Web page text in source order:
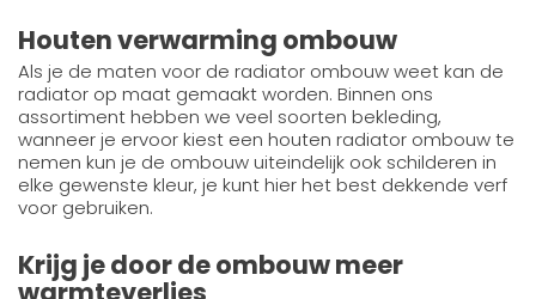
Houten verwarming ombouw
Als je de maten voor de radiator ombouw weet kan de
radiator op maat gemaakt worden. Binnen ons
assortiment hebben we veel soorten bekleding,
wanneer je ervoor kiest een houten radiator ombouw te
nemen kun je de ombouw uiteindelijk ook schilderen in
elke gewenste kleur, je kunt hier het best dekkende verf
voor gebruiken.
Krijg je door de ombouw meer